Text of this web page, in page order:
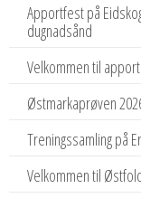
Apportfest på
dugnadsånd
Velkommen til
Østmarkaprøven
Treningssamling på
Velkommen til